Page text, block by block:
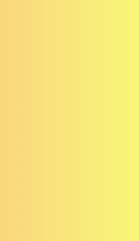
chữ
triển
Cát đã kế
các tác phẩm
gắn với thực
tổng kết, chắt
cũng như chỉ
nhằm làm sáng